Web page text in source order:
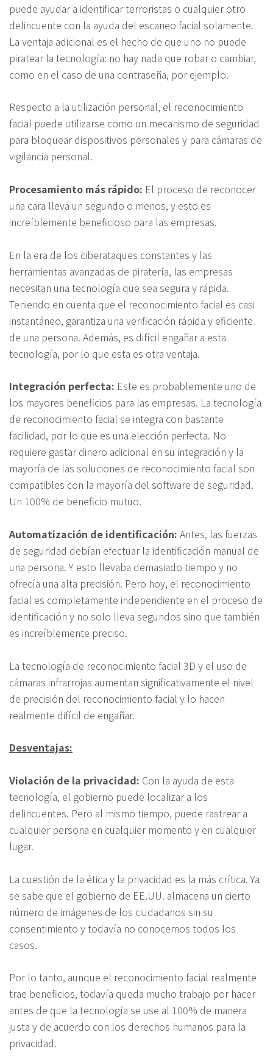
puede ayudar a identificar terroristas o cualquier otro
delincuente con la ayuda del escaneo facial solamente.
La ventaja adicional es el hecho de que uno no puede
piratear la tecnología: no hay nada que robar o cambiar,
como en el caso de una contraseña, por ejemplo.
Respecto a la utilización personal, el reconocimiento
facial puede utilizarse como un mecanismo de seguridad
para bloquear dispositivos personales y para cámaras de
vigilancia personal.
Procesamiento más rápido: El proceso de reconocer
una cara lleva un segundo o menos, y esto es
increíblemente beneficioso para las empresas.
En la era de los ciberataques constantes y las
herramientas avanzadas de piratería, las empresas
necesitan una tecnología que sea segura y rápida.
Teniendo en cuenta que el reconocimiento facial es casi
instantáneo, garantiza una verificación rápida y eficiente
de una persona. Además, es difícil engañar a esta
tecnología, por lo que esta es otra ventaja.
Integración perfecta: Este es probablemente uno de
los mayores beneficios para las empresas. La tecnología
de reconocimiento facial se integra con bastante
facilidad, por lo que es una elección perfecta. No
requiere gastar dinero adicional en su integración y la
mayoría de las soluciones de reconocimiento facial son
compatibles con la mayoría del software de seguridad.
Un 100% de beneficio mutuo.
Automatización de identificación: Antes, las fuerzas
de seguridad debían efectuar la identificación manual de
una persona. Y esto llevaba demasiado tiempo y no
ofrecía una alta precisión. Pero hoy, el reconocimiento
facial es completamente independiente en el proceso de
identificación y no solo lleva segundos sino que también
es increíblemente preciso.
La tecnología de reconocimiento facial 3D y el uso de
cámaras infrarrojas aumentan significativamente el nivel
de precisión del reconocimiento facial y lo hacen
realmente difícil de engañar.
Desventajas:
Violación de la privacidad: Con la ayuda de esta
tecnología, el gobierno puede localizar a los
delincuentes. Pero al mismo tiempo, puede rastrear a
cualquier persona en cualquier momento y en cualquier
lugar.
La cuestión de la ética y la privacidad es la más crítica. Ya
se sabe que el gobierno de EE.UU. almacena un cierto
número de imágenes de los ciudadanos sin su
consentimiento y todavía no conocemos todos los
casos.
Por lo tanto, aunque el reconocimiento facial realmente
trae beneficios, todavía queda mucho trabajo por hacer
antes de que la tecnología se use al 100% de manera
justa y de acuerdo con los derechos humanos para la
privacidad.